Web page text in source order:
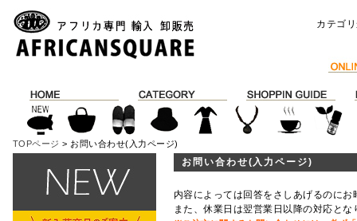
カテゴ
TOPページ > お問い合わせ(入力ページ)
お問い合わせ(入力ページ)
内容によっては回答をさしあげるのに
また、休業日は翌営業日以降の対応と